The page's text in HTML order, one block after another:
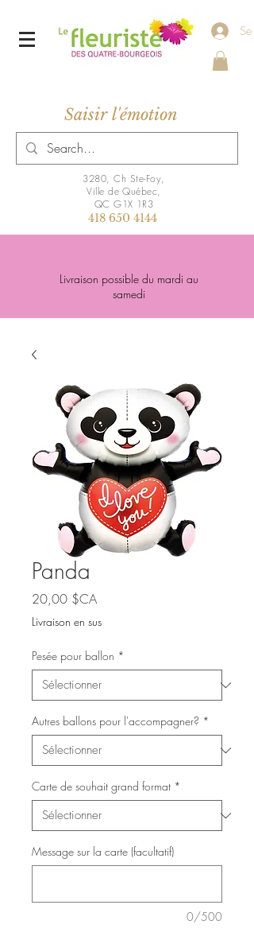
Saisir l'émotion
3280, Ch Ste-Foy,
Ville de Québec,
QC G1X 1R3
418 650 4144
Livraison possible du mardi au
samedi
Panda
20,00 $CAPrix
Livraison en sus
Pesée pour ballon *
Autres ballons pour l'accompagner? *
Carte de souhait grand format *
Message sur la carte (facultatif)
0/500